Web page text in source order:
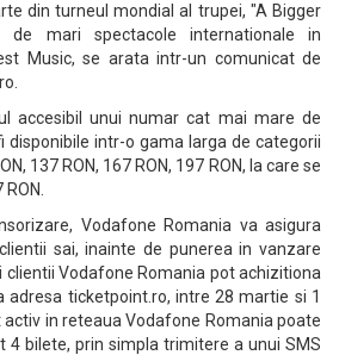
din turneul mondial al trupei, "A Bigger
de mari spectacole internationale in
Music, se arata intr-un comunicat de
accesibil unui numar cat mai mare de
disponibile intr-o gama larga de categorii
137 RON, 167 RON, 197 RON, la care se
Vodafone Romania va asigura
sai, inainte de punerea in vanzare
clientii Vodafone Romania pot achizitiona
adresa ticketpoint.ro, intre 28 martie si 1
activ in reteaua Vodafone Romania poate
4 bilete, prin simpla trimitere a unui SMS